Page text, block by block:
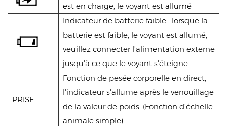
est en charge, le voyant est allumé
Indicateur de batterie faible : lorsque la
batterie est faible, le voyant est allumé,
veuillez connecter l'alimentation externe
jusqu'à ce que le voyant s'éteigne.
PRISE
Fonction de pesée corporelle en direct,
l'indicateur s'allume après le verrouillage
de la valeur de poids. (Fonction d'échelle
animale simple)